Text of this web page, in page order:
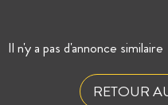
Il n'y a pas d'annonce similaire
RETOUR